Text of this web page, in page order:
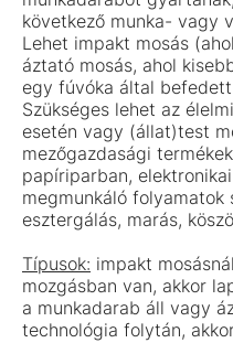
következő munka- vagy
Lehet impakt mosás
áztató mosás, ahol
egy fúvóka által
Szükséges lehet az
esetén vagy (állat)test
mezőgazdasági
papíriparban,
megmunkáló
esztergálás, marás,
Típusok: impakt
mozgásban van, akkor
a munkadarab áll vagy
technológia folytán,